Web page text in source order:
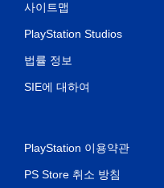
사이트맵
PlayStation Studios
법률 정보
SIE에 대하여
PlayStation 이용약관
PS Store 취소 방침